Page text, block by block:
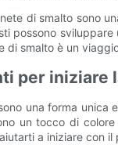
di smalto sono
possono
di smalto è un
per iniziare
una forma
un tocco di
a iniziare con il